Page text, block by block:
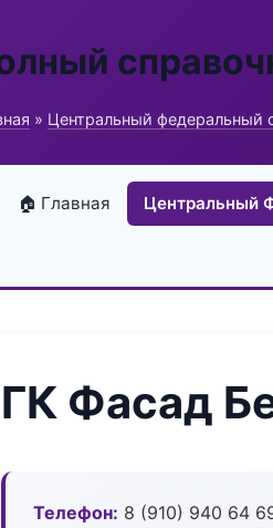
» Центральный федеральный
🏠 Главная Центральный
ГК Фасад
Телефон: 8 (910) 940 64